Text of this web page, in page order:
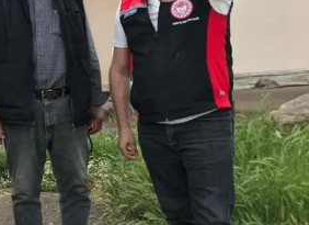
Trabzon
Tunceli
Şanlıurfa
Van